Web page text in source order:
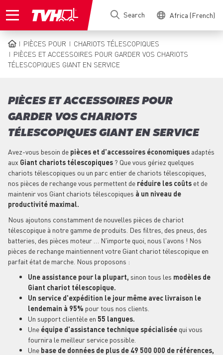
to
Search Africa (French)
BREADCRUMB
PIÈCES POUR
CHARIOTS TÉLESCOPIQUES
PIÈCES ET ACCESSOIRES POUR GARDER VOS CHARIOTS
TÉLESCOPIQUES GIANT EN SERVICE
PIÈCES ET ACCESSOIRES POUR
GARDER VOS CHARIOTS
TÉLESCOPIQUES GIANT EN SERVICE
Avez-vous besoin de pièces et d'accessoires économiques adaptés
aux Giant chariots télescopiques ? Que vous gériez quelques
chariots télescopiques ou un parc entier de chariots télescopiques,
nos pièces de rechange vous permettent de réduire les coûts et de
maintenir vos Giant chariots télescopiques à un niveau de
productivité maximal.
Nous ajoutons constamment de nouvelles pièces de chariot
télescopique à notre gamme de produits. Des filtres, des pneus, des
batteries, des pièces moteur … N'importe quoi, nous l'avons ! Nos
pièces de rechange maintiennent votre Giant chariot télescopique en
parfait état de marche. Nous proposons :
Une assistance pour la plupart, sinon tous les modèles de
Giant chariot télescopique.
Un service d'expédition le jour même avec livraison le
lendemain à 95% pour tous nos clients.
Un support clientèle en 55 langues.
Une équipe d'assistance technique spécialisée qui vous
fournira le meilleur service possible.
Une base de données de plus de 49 500 000 de références,